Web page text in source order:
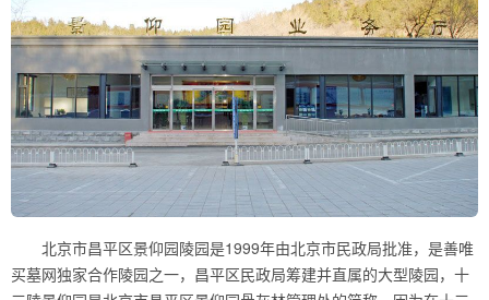
北京市昌平区景仰园陵园是1999年由北京市民政局批准，是善唯
买墓网独家合作陵园之一，昌平区民政局筹建并直属的大型陵园，十